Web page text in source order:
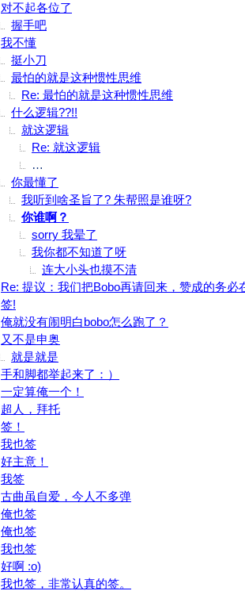
对不起各位了
握手吧
我不懂
挺小刀
最怕的就是这种惯性思维
Re: 最怕的就是这种惯性思维
什么逻辑??!!
就这逻辑
Re: 就这逻辑
俺错了 就当我喝多了说胡话吧 大家别
你最懂了
我听到啥圣旨了? 朱帮照是谁呀?
你谁啊？
sorry 我晕了
我你都不知道了呀
连大小头也摸不清
Re: 提议：我们把Bobo再请回来，赞成的务必
签!
俺就没有闹明白bobo怎么跑了？
又不是申奥
就是就是
手和脚都举起来了：）
一定算俺一个！
超人，拜托
签！
我也签
好主意！
我签
古曲虽自爱，今人不多弹
俺也签
俺也签
我也签
好啊 :o)
我也签，非常认真的签。